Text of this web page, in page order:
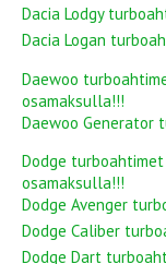
Dacia Lodgy
Dacia Logan
Daewoo
osamaksulla!!!
Daewoo Generator
Dodge
osamaksulla!!!
Dodge Avenger
Dodge Caliber
Dodge Dart